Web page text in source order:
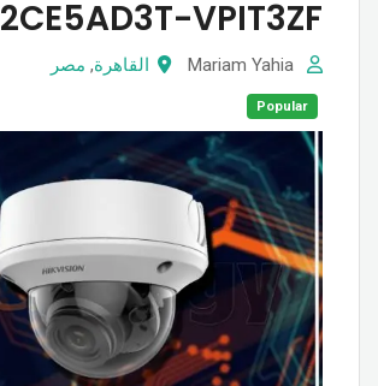
2CE5AD3T-VPIT3ZF
القاهرة, مصر
Popular